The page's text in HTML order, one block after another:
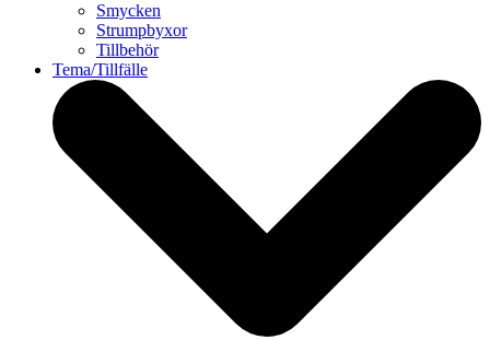
Smycken
Strumpbyxor
Tillbehör
Tema/Tillfälle